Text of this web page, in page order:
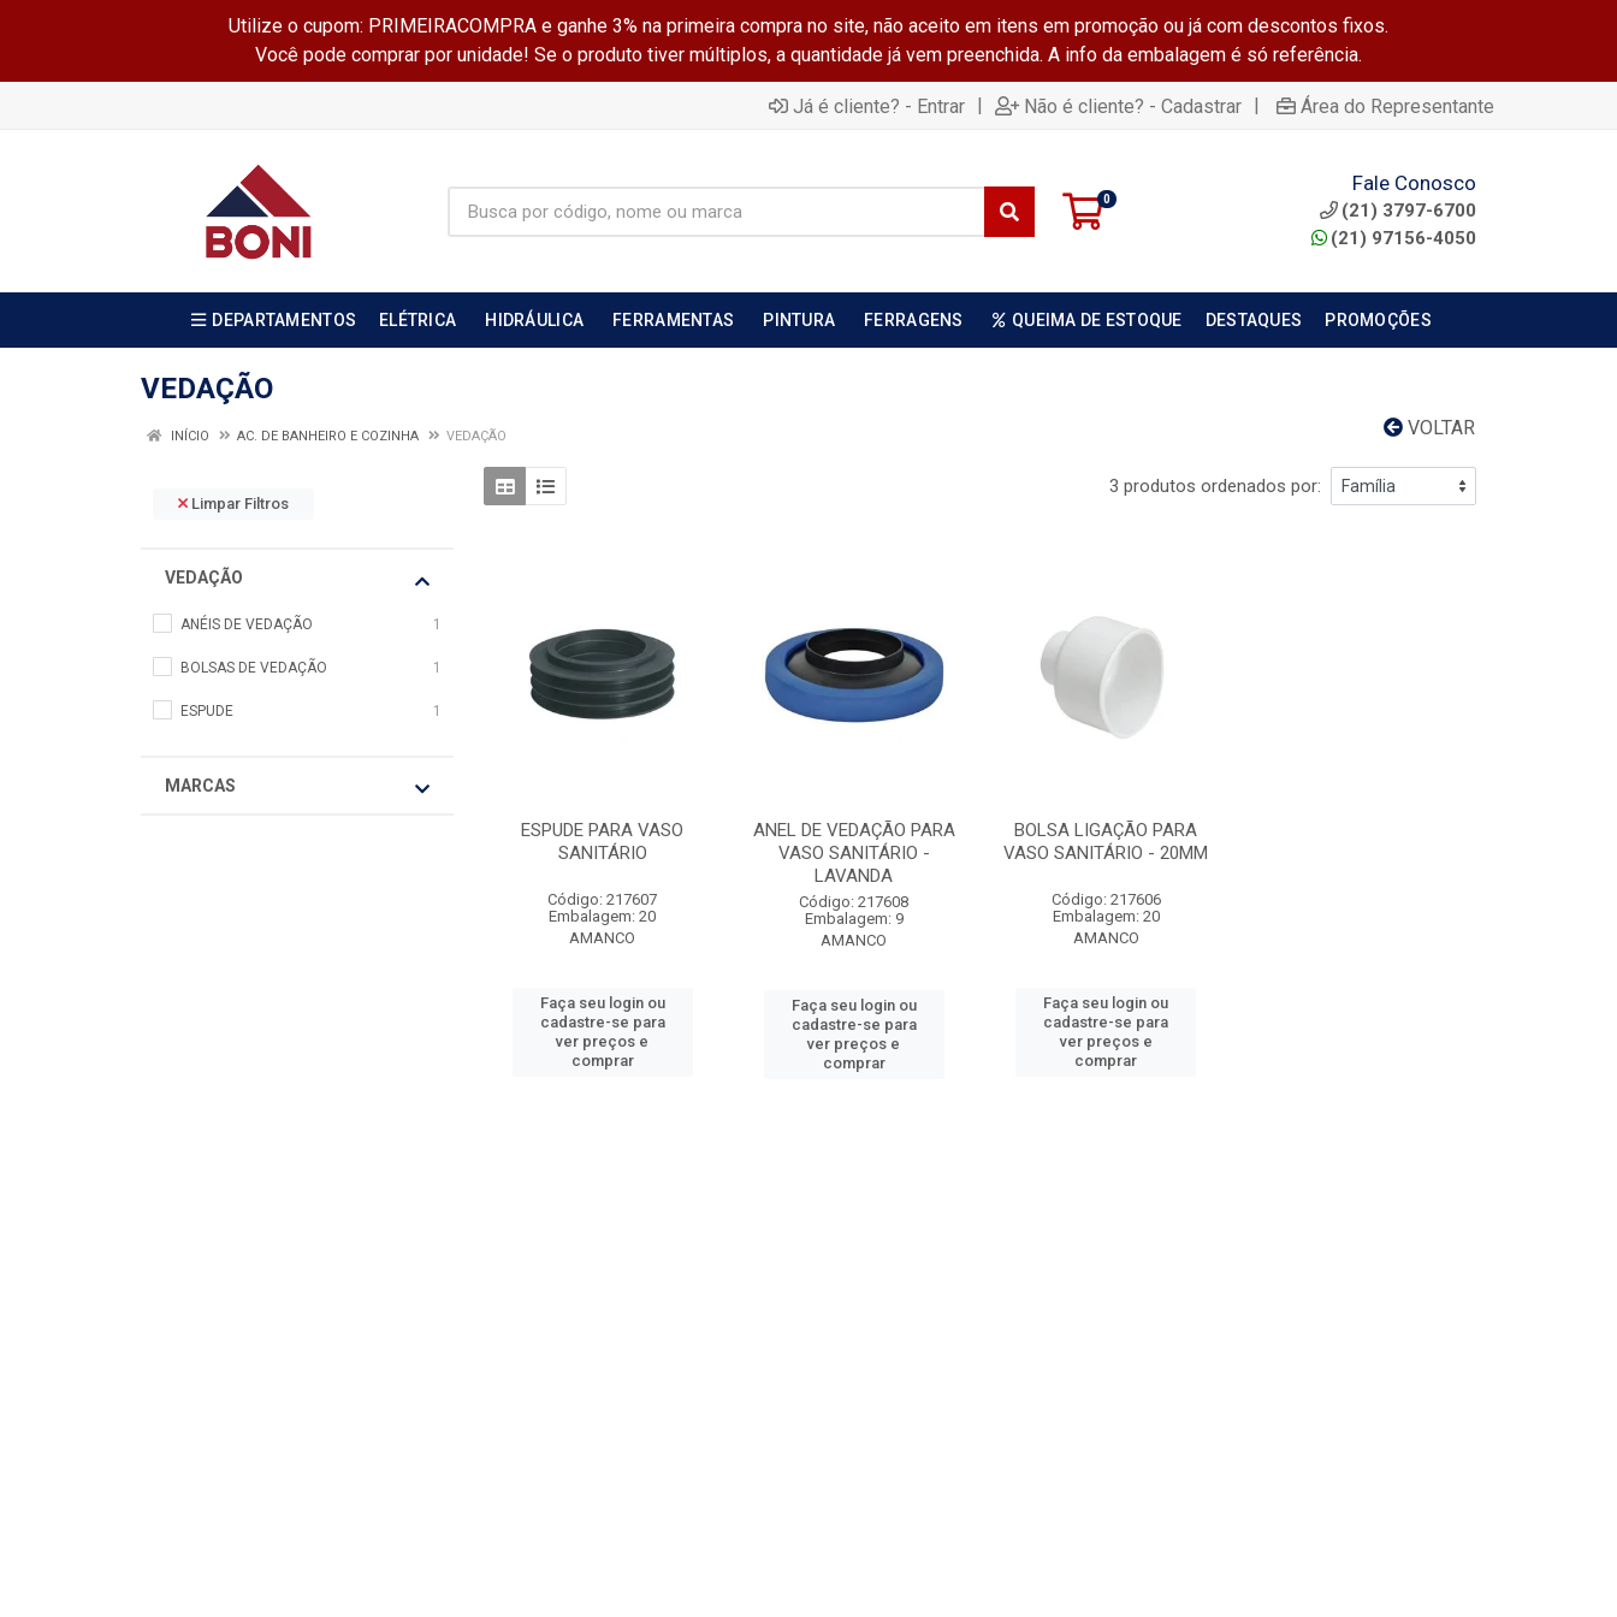
Utilize o cupom: PRIMEIRACOMPRA e ganhe 3% na primeira compra no site, não aceito em itens em promoção ou já com descontos fixos.
Você pode comprar por unidade! Se o produto tiver múltiplos, a quantidade já vem preenchida. A info da embalagem é só referência.
Já é cliente? - Entrar | Não é cliente? - Cadastrar | Área do Representante
0
Fale Conosco
(21) 3797-6700
(21) 97156-4050
DEPARTAMENTOS ELÉTRICA HIDRÁULICA FERRAMENTAS PINTURA FERRAGENS QUEIMA DE ESTOQUE DESTAQUES PROMOÇÕES
VEDAÇÃO
VOLTAR
INÍCIO AC. DE BANHEIRO E COZINHA VEDAÇÃO
Limpar Filtros
VEDAÇÃO
ANÉIS DE VEDAÇÃO 1
BOLSAS DE VEDAÇÃO 1
ESPUDE 1
MARCAS
3 produtos ordenados por:
ESPUDE PARA VASO
SANITÁRIO
Código: 217607
Embalagem: 20
AMANCO
Faça seu login ou
cadastre-se para
ver preços e
comprar
ANEL DE VEDAÇÃO PARA
VASO SANITÁRIO -
LAVANDA
Código: 217608
Embalagem: 9
AMANCO
Faça seu login ou
cadastre-se para
ver preços e
comprar
BOLSA LIGAÇÃO PARA
VASO SANITÁRIO - 20MM
Código: 217606
Embalagem: 20
AMANCO
Faça seu login ou
cadastre-se para
ver preços e
comprar